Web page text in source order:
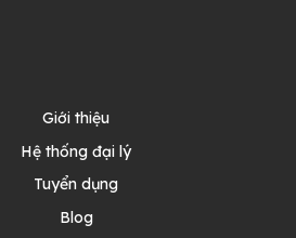
Giới thiệu
Hệ thống đại lý
Tuyển dụng
Blog